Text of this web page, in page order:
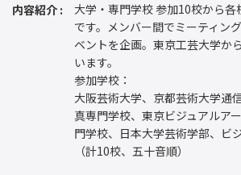
内容紹介
大学・専門学校 参加10校から
です。メンバー間でミーティン
ベントを企画。東京工芸大学か
います。
参加学校：
大阪芸術大学、京都芸術大学通
真専門学校、東京ビジュアルア
門学校、日本大学芸術学部、ビ
（計10校、五十音順）